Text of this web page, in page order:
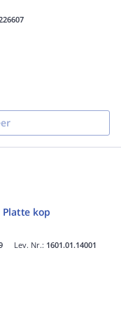
Platte kop
Lev. Nr.: 1601.01.14001